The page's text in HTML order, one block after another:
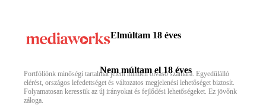
Elmúltam 18 éves
Nem múltam el 18 éves
Portfóliónk minőségi tartalmat jelent minden olvasó számára. Egyedülálló
elérést, országos lefedettséget és változatos megjelenési lehetőséget biztosít.
Folyamatosan keressük az új irányokat és fejlődési lehetőségeket. Ez jövőnk
záloga.